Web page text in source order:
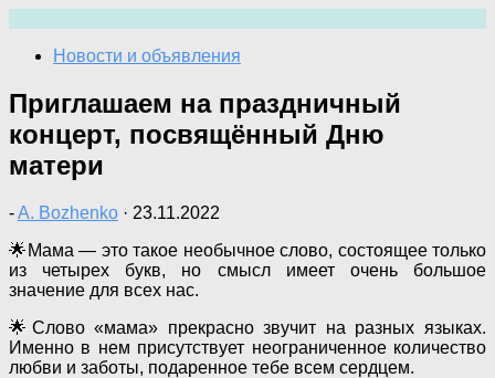
содержимому
Новости и объявления
Приглашаем на праздничный
концерт, посвящённый Дню
матери
-A. Bozhenko · 23.11.2022
🌟Мама — это такое необычное слово, состоящее только
из четырех букв, но смысл имеет очень большое
значение для всех нас.
🌟Слово «мама» прекрасно звучит на разных языках.
Именно в нем присутствует неограниченное количество
любви и заботы, подаренное тебе всем сердцем.